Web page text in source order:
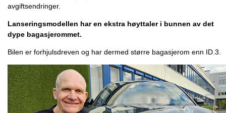
avgiftsendringer.
Lanseringsmodellen har en ekstra høyttaler i bunnen av det
dype bagasjerommet.
Bilen er forhjulsdreven og har dermed større bagasjerom enn ID.3.